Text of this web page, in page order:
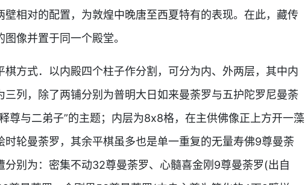
相对的配置，为敦煌中晚唐至西夏特有的表现。在此，藏传
像并置于同一个殿堂。
棋方式．以内殿四个柱子作分割，可分为内、外两层，其中内
三列，除了两铺分别为普明大日如来曼荼罗与五护陀罗尼曼荼
尊与二弟子”的主题；内层为8x8格，在主供佛像正上方开一藻
时轮曼荼罗，其余平棋虽多也是单一重复的无量寿佛9尊曼荼
分别为：密集不动32尊曼荼罗、心髓喜金刚9尊曼荼罗(出自